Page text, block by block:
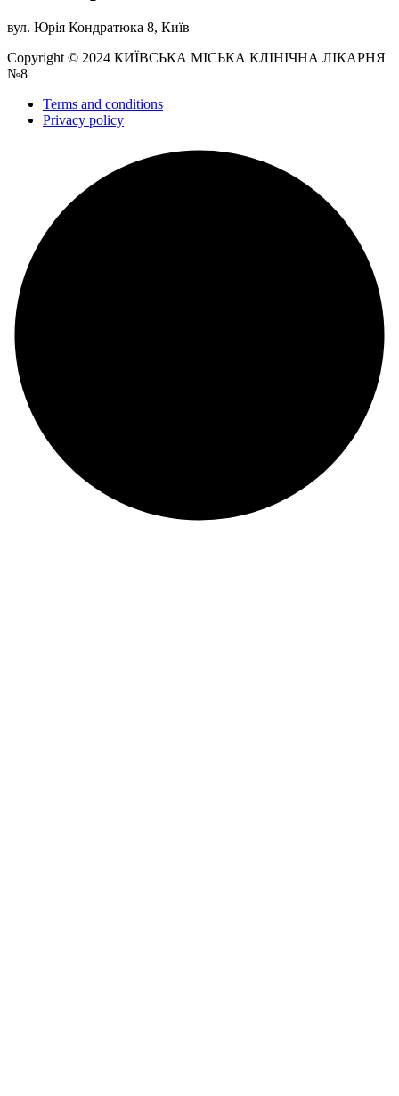
вул. Юрія Кондратюка 8, Київ
Copyright © 2024 КИЇВСЬКА МІСЬКА КЛІНІЧНА ЛІКАРНЯ
№8
Terms and conditions
Privacy policy